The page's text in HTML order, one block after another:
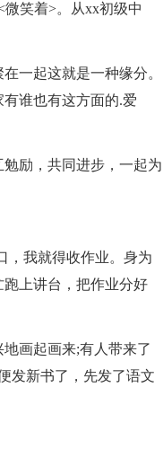
笑着>。从xx初级中
一起这就是一种缘分。
谁也有这方面的.爱
励，共同进步，一起为
我就得收作业。身为
上讲台，把作业分好
画起画来;有人带来了
发新书了，先发了语文